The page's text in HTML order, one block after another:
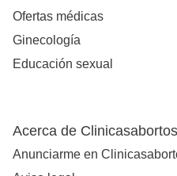
Ofertas médicas
Ginecología
Educación sexual
Acerca de
Anunciarme en